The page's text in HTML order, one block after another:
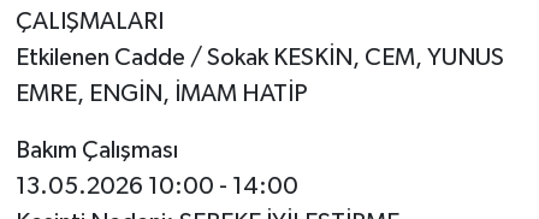
ÇALIŞMALARI
Etkilenen Cadde / Sokak KESKİN, CEM, YUNUS
EMRE, ENGİN, İMAM HATİP
Bakım Çalışması
13.05.2026 10:00 - 14:00